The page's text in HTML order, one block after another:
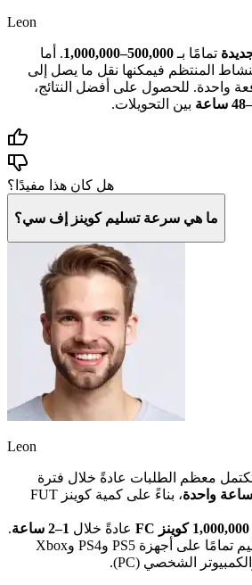
Leon
تمامًا بـ 500,000–1,000,000
. أما
المنتظم فيمكنها نقل ما يصل إلى
دفعة واحدة. للحصول على أفضل النتائج،
بين التحويلات.
هل كان هذا مفيدًا؟
ما هي سرعة تسليم كوينز إف سي؟
Leon
تكتمل معظم الطلبات عادةً خلال فترة
، بناءً على كمية كوينز FUT
1,000,000 كوينز FC عادةً خلال 1–2 ساعة
.
تنطبق نفس سرعة التسليم تمامًا على أجهزة PS5 وPS4 وXbox